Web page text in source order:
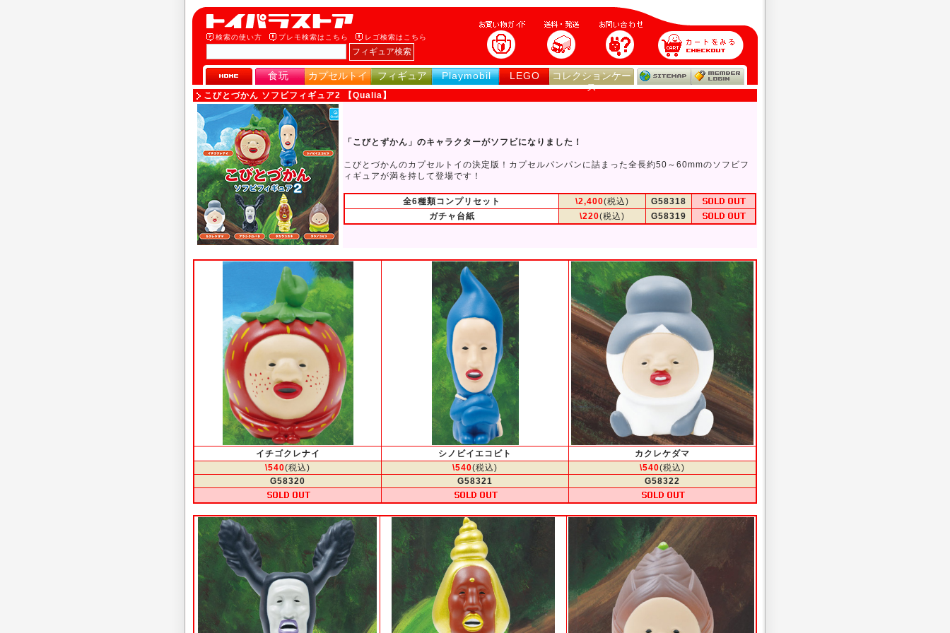
検索の使い方 プレモ検索はこちら レゴ検索はこちら
食玩 カプセルトイ フィギュア Playmobil LEGO
コレクションケー
ス
こびとづかん ソフビフィギュア2 【Qualia】
「こびとずかん」のキャラクターがソフビになりました！
こびとづかんのカプセルトイの決定版！カプセルパンパンに詰まった全長約50～60mmのソフビフ
ィギュアが満を持して登場です！
全6種類コンプリセット \2,400(税込)
G58318
ガチャ台紙
\220(税込) G58319
イチゴクレナイ シノビイエコビト
カクレケダマ
\540(税込) \540(税込) \540(税込)
G58320
G58321 G58322